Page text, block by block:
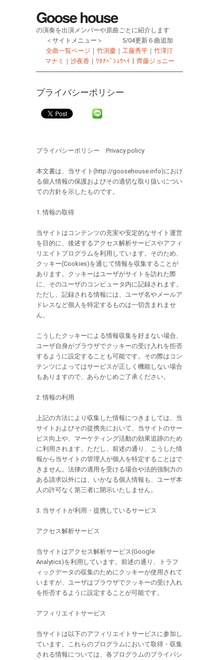
Goose house
の演奏を出演メンバーや原曲ごとに紹介します
＜サイトメニュー＞ 5/04更新６曲追加
全曲一覧ページ ｜ 竹渕慶 ｜ 工藤秀平 ｜ 竹澤汀
マナミ
｜ 沙夜香 ｜ ﾜﾀﾅﾍﾞｼｭｳﾍｲ 齊藤ジョニー
プライバシーポリシー
プライバシーポリシー Privacy policy
本文書は、当サイト(http://goosehouse.info)におけ
る個人情報の保護およびその適切な取り扱いについ
ての方針を示したものです。
1. 情報の取得
当サイトはコンテンツの充実や安定的なサイト運営
を目的に、後述するアクセス解析サービスやアフィ
リエイトプログラムを利用しています。そのため、
クッキー(Cookies)を通じて情報を収集することが
あります。クッキーはユーザがサイトを訪れた際
に、そのユーザのコンピュータ内に記録されます。
ただし、記録される情報には、ユーザ名やメールア
ドレスなど個人を特定するものは一切含まれませ
ん。
こうしたクッキーによる情報収集を好まない場合、
ユーザ自身がブラウザでクッキーの受け入れを拒否
するように設定することも可能です。その際はコン
テンツによってはサービスが正しく機能しない場合
もありますので、あらかじめご了承ください。
2. 情報の利用
上記の方法により収集した情報につきましては、当
サイトおよびその提携先において、当サイトのサー
ビス向上や、マーケティング活動の効果追跡のため
に利用されます。ただし、前述の通り、こうした情
報から当サイトの管理人が個人を特定することはで
きません。法律の適用を受ける場合や法的強制力の
ある請求以外には、いかなる個人情報も、ユーザ本
人の許可なく第三者に開示いたしません。
3. 当サイトが利用・提携しているサービス
アクセス解析サービス
当サイトはアクセス解析サービス(Google
Analytics)を利用しています。前述の通り、トラフ
ィックデータの収集のためにクッキーが使用されて
いますが、ユーザはブラウザでクッキーの受け入れ
を拒否するように設定することが可能です。
アフィリエイトサービス
当サイトは以下のアフィリエイトサービスに参加し
ています。これらのプログラムにおいて取得・収集
される情報については、各プログラムのプライバシ